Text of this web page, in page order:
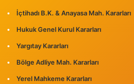
İçtihadı B.K. & Anayasa Mah. Kararları
Hukuk Genel Kurul Kararları
Yargıtay Kararları
Bölge Adliye Mah. Kararları
Yerel Mahkeme Kararları